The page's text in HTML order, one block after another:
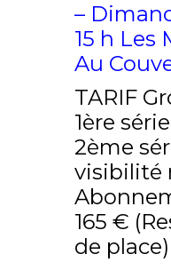
–
15 h Les
Au
TARIF
1ère
2ème
visibilité
165 €
de place)